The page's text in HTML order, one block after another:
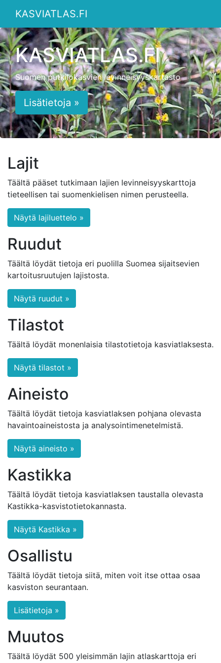
KASVIATLAS.FI
KASVIATLAS.FI
Suomen putkilokasvien levinneisyyskartasto
Lisätietoja »
Lajit
Täältä pääset tutkimaan lajien levinneisyyskarttoja
tieteellisen tai suomenkielisen nimen perusteella.
Näytä lajiluettelo »
Ruudut
Täältä löydät tietoja eri puolilla Suomea sijaitsevien
kartoitusruutujen lajistosta.
Näytä ruudut »
Tilastot
Täältä löydät monenlaisia tilastotietoja kasviatlaksesta.
Näytä tilastot »
Aineisto
Täältä löydät tietoja kasviatlaksen pohjana olevasta
havaintoaineistosta ja analysointimenetelmistä.
Näytä aineisto »
Kastikka
Täältä löydät tietoja kasviatlaksen taustalla olevasta
Kastikka-kasvistotietokannasta.
Näytä Kastikka »
Osallistu
Täältä löydät tietoja siitä, miten voit itse ottaa osaa
kasviston seurantaan.
Lisätietoja »
Muutos
Täältä löydät 500 yleisimmän lajin atlaskarttoja eri